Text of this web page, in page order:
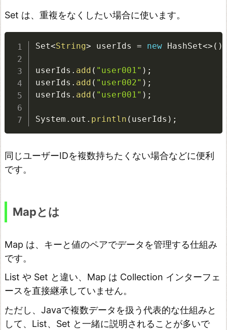
は
t
r
e
a
m
A
P
の
形
間
操
作
と
端
Set は、重複をなくしたい場合に使います。
Set<String> userIds = new HashSet<> ( )
userIds . add ( "user001" ) ;
userIds . add ( "user002" ) ;
userIds . add ( "user001" ) ;
System . out . println ( userIds ) ;
同じユーザーIDを複数持ちたくない場合などに便利
です。
Mapとは
Map は、キーと値のペアでデータを管理する仕組み
です。
List や Set と違い、Map は Collection インターフェ
ースを直接継承していません。
ただし、Javaで複数データを扱う代表的な仕組みと
して、List、Set と一緒に説明されることが多いで